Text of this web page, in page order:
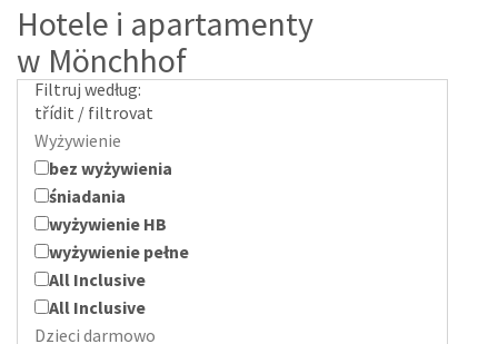
Hotele i apartamenty
w Mönchhof
Filtruj według:
třídit / filtrovat
Wyżywienie
bez wyżywienia
śniadania
wyżywienie HB
wyżywienie pełne
All Inclusive
All Inclusive
Dzieci darmowo